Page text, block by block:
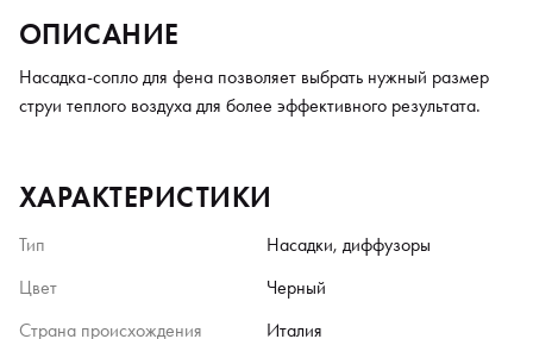
ОПИСАНИЕ
Насадка-сопло для фена позволяет выбрать нужный размер
струи теплого воздуха для более эффективного результата.
ХАРАКТЕРИСТИКИ
Тип
Насадки, диффузоры
Цвет
Черный
Страна происхождения
Италия